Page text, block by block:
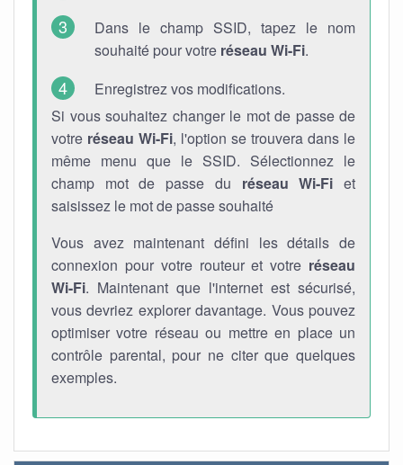
Dans le champ SSID, tapez le nom
souhaité pour votre réseau Wi-Fi.
Enregistrez vos modifications.
Si vous souhaitez changer le mot de passe de
votre réseau Wi-Fi, l'option se trouvera dans le
même menu que le SSID. Sélectionnez le
champ mot de passe du réseau Wi-Fi et
saisissez le mot de passe souhaité
Vous avez maintenant défini les détails de
connexion pour votre routeur et votre réseau
Wi-Fi. Maintenant que l'internet est sécurisé,
vous devriez explorer davantage. Vous pouvez
optimiser votre réseau ou mettre en place un
contrôle parental, pour ne citer que quelques
exemples.